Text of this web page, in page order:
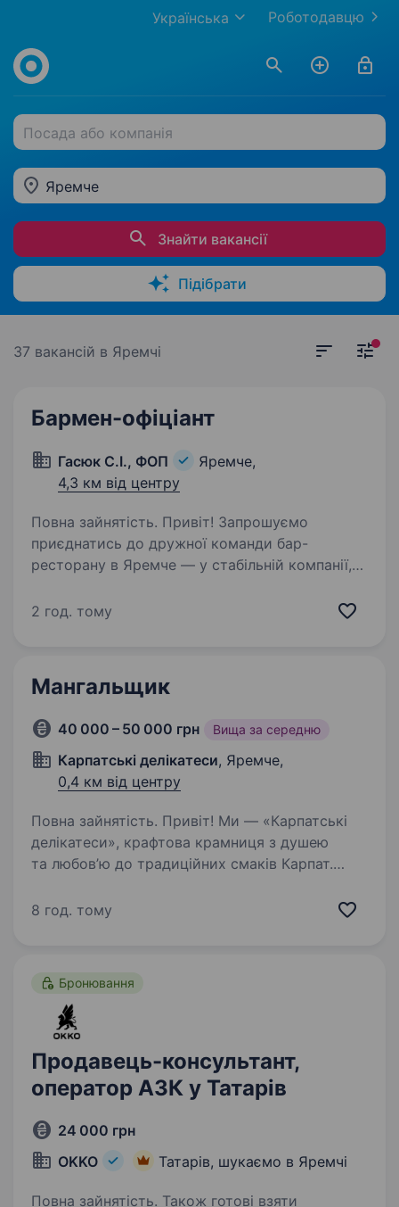
Роботодавцю
Українська
Посада або компанія
Яремче
Знайти вакансії
Підібрати
37 вакансій в Яремчі
Бармен-офіціант
Гасюк С.І., ФОП
Яремче,
4,3 км від центру
Повна зайнятість. Привіт! Запрошуємо
приєднатись до дружної команди бар-
ресторану в Яремче — у стабільній компанії,
комфортні умови для роботи. Ми шукаємо
2 год. тому
Мангальщик
40 000 – 50 000 грн Вища за середню
Карпатські делікатеси, Яремче,
0,4 км від центру
Повна зайнятість. Привіт! Ми — «Карпатські
делікатеси», крафтова крамниця з душею
та любов’ю до традиційних смаків Карпат.
мангальщика, який допоможе створювати
8 год. тому
Бронювання
Продавець-консультант,
оператор АЗК у Татарів
24 000 грн
OKKO
Татарів, шукаємо в Яремчі
Повна зайнятість. Також готові взяти